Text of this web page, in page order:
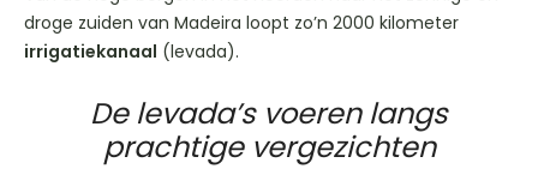
droge zuiden van Madeira loopt zo’n 2000 kilometer
irrigatiekanaal (levada).
De levada’s voeren langs
prachtige vergezichten